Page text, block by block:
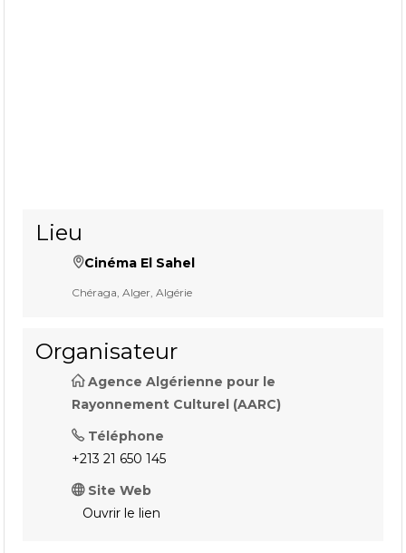
Lieu
Cinéma El Sahel
Chéraga, Alger, Algérie
Organisateur
Agence Algérienne pour le
Rayonnement Culturel (AARC)
Téléphone
+213 21 650 145
Site Web
Ouvrir le lien